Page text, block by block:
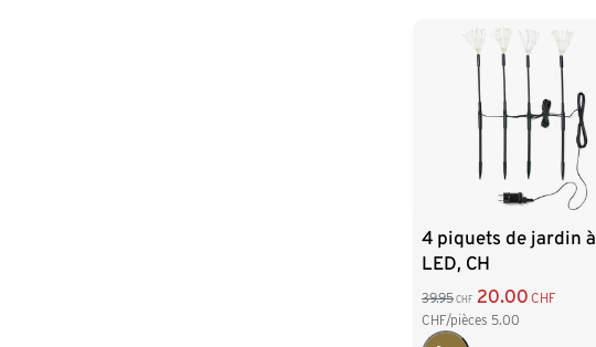
4 piquets de jardin à
LED, CH
39.95 CHF 20.00 CHF
CHF/pièces 5.00